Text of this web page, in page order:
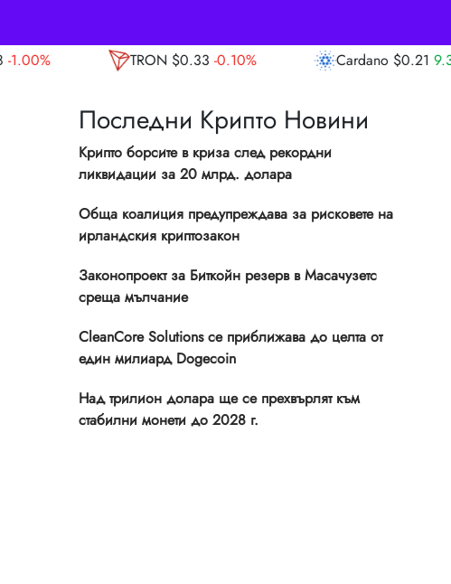
TRON $0.33 -0.10% Cardano 9.30%
Последни Крипто Новини
Крипто борсите в криза след рекордни
ликвидации за 20 млрд. долара
Обща коалиция предупреждава за рисковете на
ирландския криптозакон
Законопроект за Биткойн резерв в Масачузетс
среща мълчание
CleanCore Solutions се приближава до целта от
един милиард Dogecoin
Над трилион долара ще се прехвърлят към
стабилни монети до 2028 г.